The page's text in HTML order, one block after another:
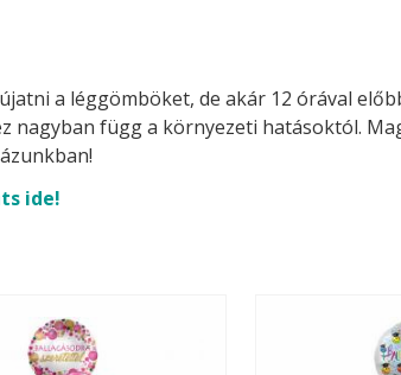
a léggömböket, de akár 12 órával
nagyban függ a környezeti hatásoktól.
ide!